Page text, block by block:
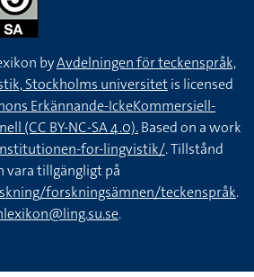
byAvdelningen för teckenspråk,
Stockholms universitetis licensed
Erkännande-IckeKommersiell-
(CC BY-NC-SA 4.0).Based on a work
for-lingvistik/. Tillstånd
vara tillgängligt på
forskningsämnen/teckenspråk.
.